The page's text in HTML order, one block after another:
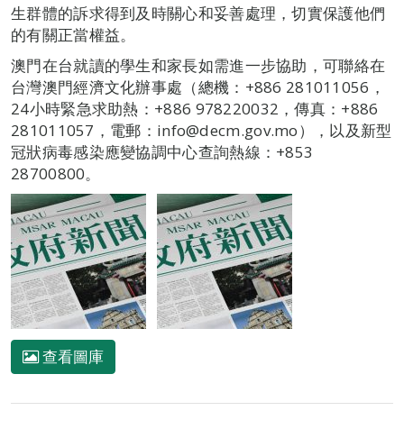
生群體的訴求得到及時關心和妥善處理，切實保護他們
的有關正當權益。
澳門在台就讀的學生和家長如需進一步協助，可聯絡在
台灣澳門經濟文化辦事處（總機：+886 281011056，
24小時緊急求助熱：+886 978220032，傳真：+886
281011057，電郵：info@decm.gov.mo），以及新型
冠狀病毒感染應變協調中心查詢熱線：+853
28700800。
查看圖庫